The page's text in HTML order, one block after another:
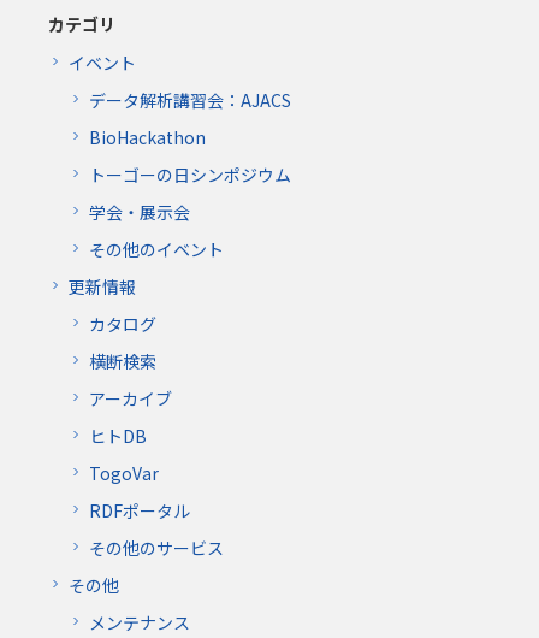
カテゴリ
イベント
データ解析講習会：AJACS
BioHackathon
トーゴーの日シンポジウム
学会・展示会
その他のイベント
更新情報
カタログ
横断検索
アーカイブ
ヒトDB
TogoVar
RDFポータル
その他のサービス
その他
メンテナンス